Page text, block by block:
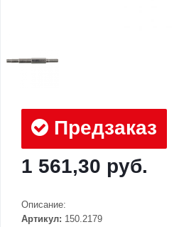
Предзаказ
1 561,30 руб.
Описание:
Артикул: 150.2179